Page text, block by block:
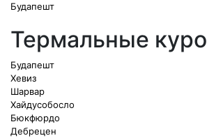
Будапешт
Термальные
Будапешт
Хевиз
Шарвар
Хайдусобосло
Бюкфюрдо
Дебрецен